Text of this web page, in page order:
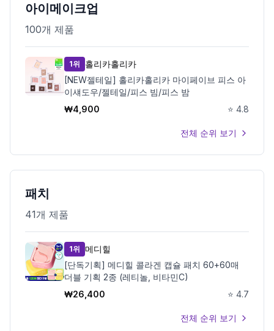
아이메이크업
100개 제품
1위
홀리카홀리카
[NEW젤테일] 홀리카홀리카 마이페이브 피스 아
이섀도우/젤테일/피스 빔/피스 밤
₩4,900 ⭐ 4.8
전체 순위 보기
패치
41개 제품
1위 메디힐
[단독기획] 메디힐 콜라겐 캡슐 패치 60+60매
더블 기획 2종 (레티놀, 비타민C)
₩26,400 ⭐ 4.7
전체 순위 보기